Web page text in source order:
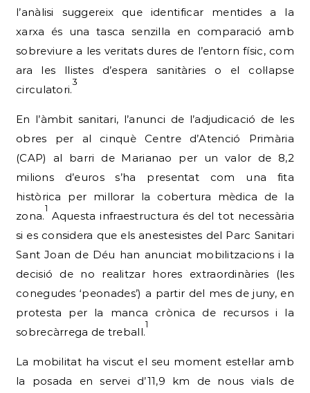
l’anàlisi suggereix que identificar mentides a la
xarxa és una tasca senzilla en comparació amb
sobreviure a les veritats dures de l’entorn físic, com
ara les llistes d’espera sanitàries o el col·lapse
circulatori.
3
En l’àmbit sanitari, l’anunci de l’adjudicació de les
obres per al cinquè Centre d’Atenció Primària
(CAP) al barri de Marianao per un valor de 8,2
milions d’euros s’ha presentat com una fita
històrica per millorar la cobertura mèdica de la
zona.
1
Aquesta infraestructura és del tot necessària
si es considera que els anestesistes del Parc Sanitari
Sant Joan de Déu han anunciat mobilitzacions i la
decisió de no realitzar hores extraordinàries (les
conegudes ‘peonades’) a partir del mes de juny, en
protesta per la manca crònica de recursos i la
sobrecàrrega de treball.
1
La mobilitat ha viscut el seu moment estel·lar amb
la posada en servei d’11,9 km de nous vials de